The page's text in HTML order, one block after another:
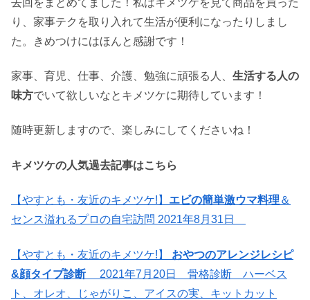
り、家事テクを取り入れて生活が便利になったりしまし
た。きめつけにはほんと感謝です！
家事、育児、仕事、介護、勉強に頑張る人、 生活する人の
味方でいて欲しいなとキメツケに期待しています！
随時更新しますので、楽しみにしてくださいね！
キメツケの人気過去記事はこちら
【やすとも・友近のキメツケ!】 エビの簡単激ウマ料理 ＆
センス溢れるプロの自宅訪問 2021年8月31日
【やすとも・友近のキメツケ!】 おやつのアレンジレシピ
&顔タイプ診断2021年7月20日 骨格診断 ハーベス
ト、オレオ、じゃがりこ、アイスの実、キットカット